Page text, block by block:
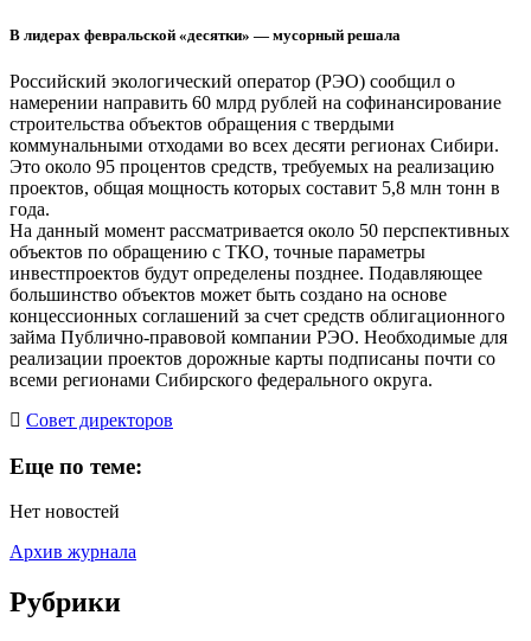
В лидерах февральской «десятки» — мусорный решала
Российский экологический оператор (РЭО) сообщил о
намерении направить 60 млрд рублей на софинансирование
строительства объектов обращения с твердыми
коммунальными отходами во всех десяти регионах Сибири.
Это около 95 процентов средств, требуемых на реализацию
проектов, общая мощность которых составит 5,8 млн тонн в
года.
На данный момент рассматривается около 50 перспективных
объектов по обращению с ТКО, точные параметры
инвестпроектов будут определены позднее. Подавляющее
большинство объектов может быть создано на основе
концессионных соглашений за счет средств облигационного
займа Публично-правовой компании РЭО. Необходимые для
реализации проектов дорожные карты подписаны почти со
всеми регионами Сибирского федерального округа.
Cовет директоров
Еще по теме:
Нет новостей
Архив журнала
Рубрики